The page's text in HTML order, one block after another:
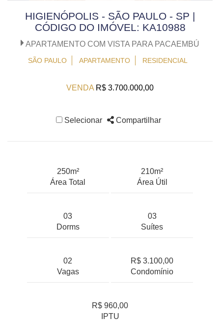
HIGIENÓPOLIS - SÃO PAULO - SP |
CÓDIGO DO IMÓVEL: KA10988
APARTAMENTO COM VISTA PARA PACAEMBÚ
SÃO PAULO APARTAMENTO RESIDENCIAL
VENDA R$ 3.700.000,00
Selecionar Compartilhar
250m²
Área Total
210m²
Área Útil
03
Dorms
03
Suítes
02
Vagas
R$ 3.100,00
Condomínio
R$ 960,00
IPTU